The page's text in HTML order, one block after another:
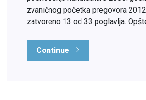
zvaničnog početka pregovora
zatvoreno 13 od 33 poglavlja.
Continue